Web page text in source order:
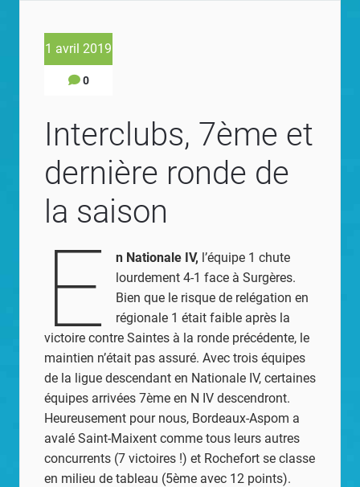
1 avril 2019
0
Interclubs, 7ème et
dernière ronde de
la saison
E n Nationale IV, l’équipe 1 chute
lourdement 4-1 face à Surgères.
Bien que le risque de relégation en
régionale 1 était faible après la
victoire contre Saintes à la ronde précédente, le
maintien n’était pas assuré. Avec trois équipes
de la ligue descendant en Nationale IV, certaines
équipes arrivées 7ème en N IV descendront.
Heureusement pour nous, Bordeaux-Aspom a
avalé Saint-Maixent comme tous leurs autres
concurrents (7 victoires !) et Rochefort se classe
en milieu de tableau (5ème avec 12 points).